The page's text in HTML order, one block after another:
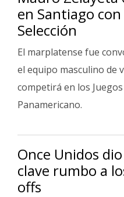
en Santiago con
Selección
El marplatense fue
el equipo masculino de
competirá en los Juegos
Panamericano.
Once Unidos
clave rumbo a
offs